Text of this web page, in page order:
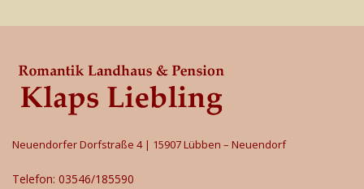
Neuendorfer Dorfstraße 4 | 15907 Lübben – Neuendorf
Telefon: 03546/185590